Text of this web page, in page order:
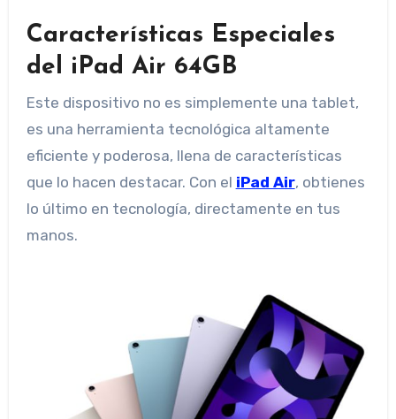
Características Especiales
del iPad Air 64GB
Este dispositivo no es simplemente una tablet,
es una herramienta tecnológica altamente
eficiente y poderosa, llena de características
que lo hacen destacar. Con el iPad Air, obtienes
lo último en tecnología, directamente en tus
manos.